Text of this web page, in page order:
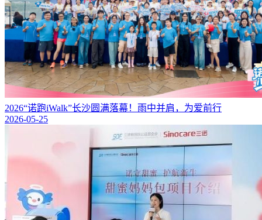
2026“诺跑iWalk”长沙圆满落幕！雨中并肩，为爱前行
2026-05-25